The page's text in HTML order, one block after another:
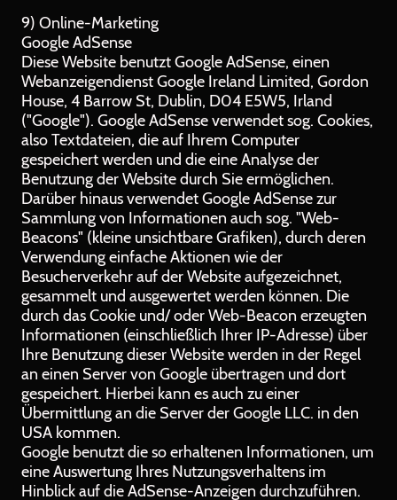
9) Online-Marketing
Google AdSense
Diese Website benutzt Google AdSense, einen
Webanzeigendienst Google Ireland Limited, Gordon
House, 4 Barrow St, Dublin, D04 E5W5, Irland
("Google"). Google AdSense verwendet sog. Cookies,
also Textdateien, die auf Ihrem Computer
gespeichert werden und die eine Analyse der
Benutzung der Website durch Sie ermöglichen.
Darüber hinaus verwendet Google AdSense zur
Sammlung von Informationen auch sog. "Web-
Beacons" (kleine unsichtbare Grafiken), durch deren
Verwendung einfache Aktionen wie der
Besucherverkehr auf der Website aufgezeichnet,
gesammelt und ausgewertet werden können. Die
durch das Cookie und/ oder Web-Beacon erzeugten
Informationen (einschließlich Ihrer IP-Adresse) über
Ihre Benutzung dieser Website werden in der Regel
an einen Server von Google übertragen und dort
gespeichert. Hierbei kann es auch zu einer
Übermittlung an die Server der Google LLC. in den
USA kommen.
Google benutzt die so erhaltenen Informationen, um
eine Auswertung Ihres Nutzungsverhaltens im
Hinblick auf die AdSense-Anzeigen durchzuführen.